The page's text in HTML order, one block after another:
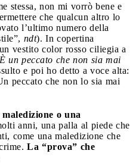
stessa, non mi vorrò bene e
che qualcun altro lo
l’ultimo numero della
ndt). In copertina
vestito color rosso ciliegia a
È un peccato che non sia mai
e poi ho detto a voce alta:
peccato che non lo sia mai
o una
anni, una palla al piede che
come una maledizione che
La “prova” che